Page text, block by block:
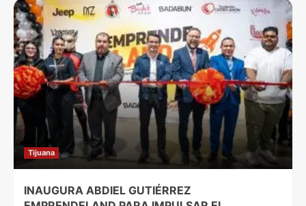
Tijuana
INAUGURA ABDIEL GUTIÉRREZ